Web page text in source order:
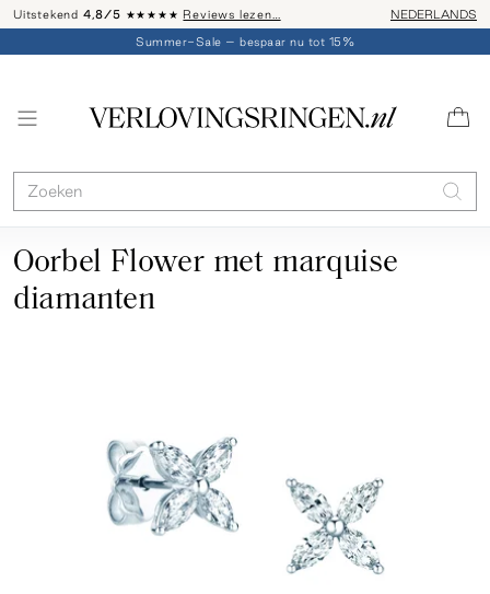
Uitstekend 4,8/5 ★★★★★ Reviews lezen… Advies: 020 -
NEDERLANDS
Summer-Sale – bespaar nu tot 15%
Oorbel Flower met marquise
diamanten